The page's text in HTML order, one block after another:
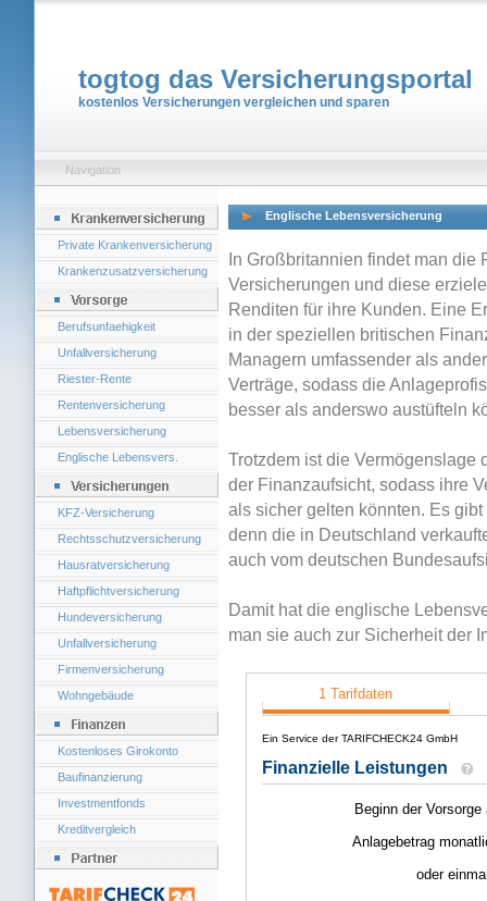
togtog das Versicherungsportal
kostenlos Versicherungen vergleichen und sparen
Navigation
Private Krankenversicherung
Krankenzusatzversicherung
Berufsunfaehigkeit
Unfallversicherung
Riester-Rente
Rentenversicherung
Lebensversicherung
Englische Lebensvers.
KFZ-Versicherung
Rechtsschutzversicherung
Hausratversicherung
Haftpflichtversicherung
Hundeversicherung
Unfallversicherung
Firmenversicherung
Wohngebäude
Kostenloses Girokonto
Baufinanzierung
Investmentfonds
Kreditvergleich
Englische Lebensversicherung
In Großbritannien findet man
Versicherungen und diese
Renditen für ihre Kunden. Eine
in der speziellen britischen
Managern umfassender als
Verträge, sodass die
besser als anderswo austüfteln
Trotzdem ist die Vermögenslage
der Finanzaufsicht, sodass ihre
als sicher gelten könnten. Es
denn die in Deutschland
auch vom deutschen
Damit hat die englische
man sie auch zur Sicherheit der